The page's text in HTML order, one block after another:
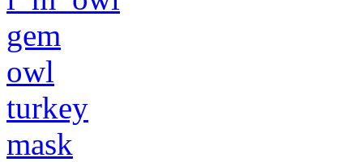
gem
owl
turkey
mask